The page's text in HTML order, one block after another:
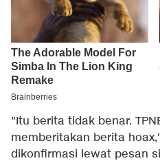
"Itu berita tidak benar.
memberitakan berita
dikonfirmasi lewat pesan